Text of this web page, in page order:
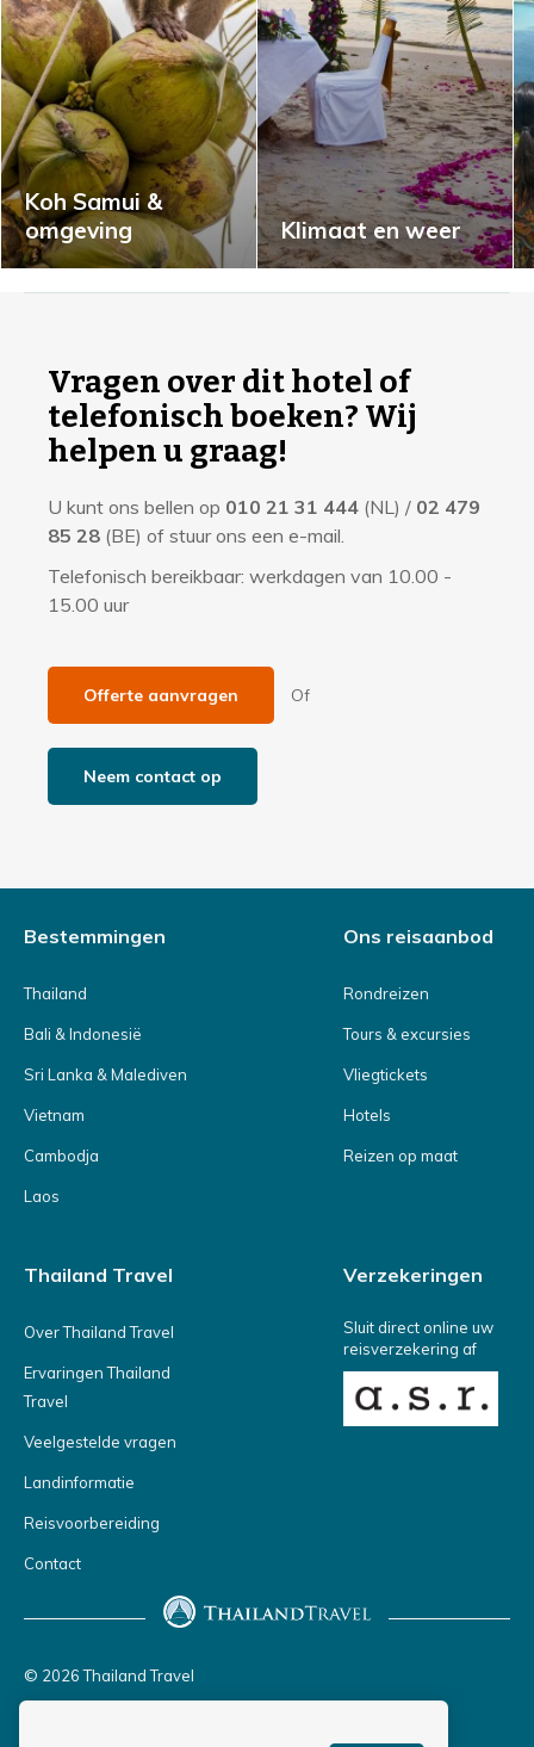
Koh Samui &
omgeving
Klimaat en weer
Vragen over dit hotel of
telefonisch boeken? Wij
helpen u graag!
U kunt ons bellen op 010 21 31 444 (NL) / 02 479
85 28 (BE) of stuur ons een e-mail.
Telefonisch bereikbaar: werkdagen van 10.00 -
15.00 uur
Offerte aanvragen Of
Neem contact op
Bestemmingen
Thailand
Bali & Indonesië
Sri Lanka & Malediven
Vietnam
Cambodja
Laos
Ons reisaanbod
Rondreizen
Tours & excursies
Vliegtickets
Hotels
Reizen op maat
Thailand Travel
Over Thailand Travel
Ervaringen Thailand
Travel
Veelgestelde vragen
Landinformatie
Reisvoorbereiding
Contact
Verzekeringen
Sluit direct online uw
reisverzekering af
© 2026 Thailand Travel